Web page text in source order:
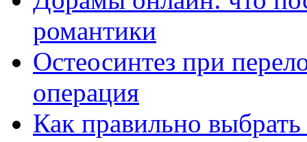
романтики
Остеосинтез при
операция
Как правильно